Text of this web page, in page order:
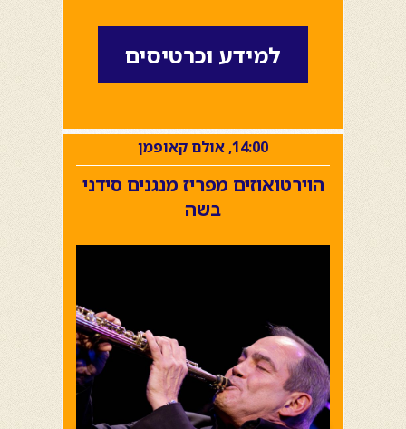
למידע וכרטיסים
14:00, אולם קאופמן
הוירטואוזים מפריז מנגנים סידני
בשה